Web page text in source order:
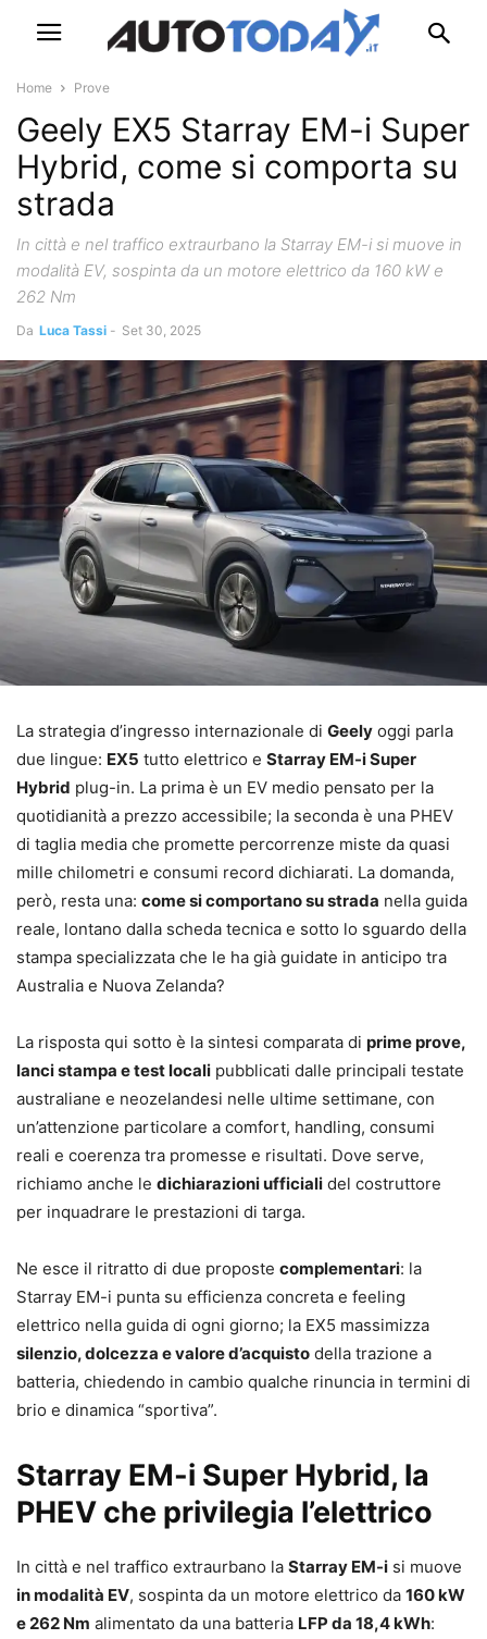
Home Prove
Geely EX5 Starray EM-i Super
Hybrid, come si comporta su
strada
In città e nel traffico extraurbano la Starray EM-i si muove in
modalità EV, sospinta da un motore elettrico da 160 kW e
262 Nm
Da Luca Tassi - Set 30, 2025
La strategia d’ingresso internazionale di Geely oggi parla
due lingue: EX5 tutto elettrico e Starray EM-i Super
Hybrid plug-in. La prima è un EV medio pensato per la
quotidianità a prezzo accessibile; la seconda è una PHEV
di taglia media che promette percorrenze miste da quasi
mille chilometri e consumi record dichiarati. La domanda,
però, resta una: come si comportano su strada nella guida
reale, lontano dalla scheda tecnica e sotto lo sguardo della
stampa specializzata che le ha già guidate in anticipo tra
Australia e Nuova Zelanda?
La risposta qui sotto è la sintesi comparata di prime prove,
lanci stampa e test locali pubblicati dalle principali testate
australiane e neozelandesi nelle ultime settimane, con
un’attenzione particolare a comfort, handling, consumi
reali e coerenza tra promesse e risultati. Dove serve,
richiamo anche le dichiarazioni ufficiali del costruttore
per inquadrare le prestazioni di targa.
Ne esce il ritratto di due proposte complementari: la
Starray EM-i punta su efficienza concreta e feeling
elettrico nella guida di ogni giorno; la EX5 massimizza
silenzio, dolcezza e valore d’acquisto della trazione a
batteria, chiedendo in cambio qualche rinuncia in termini di
brio e dinamica “sportiva”.
Starray EM-i Super Hybrid, la
PHEV che privilegia l’elettrico
In città e nel traffico extraurbano la Starray EM-i si muove
in modalità EV, sospinta da un motore elettrico da 160 kW
e 262 Nm alimentato da una batteria LFP da 18,4 kWh: